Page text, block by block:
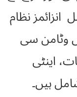
نظام
وٹامن سی
اینٹی
ہیں۔